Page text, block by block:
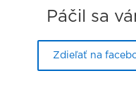
Páčil sa
Zdieľať na